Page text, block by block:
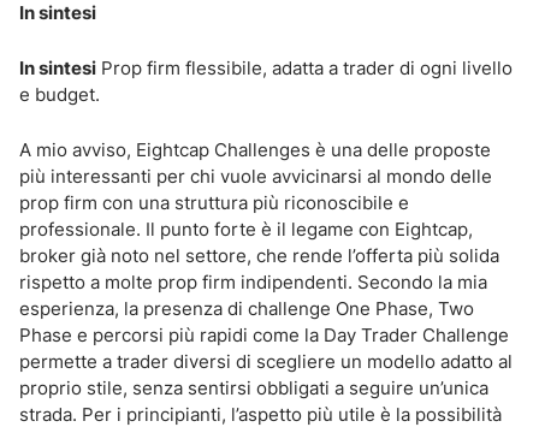
In sintesi
In sintesi Prop firm flessibile, adatta a trader di ogni livello
e budget.
A mio avviso, Eightcap Challenges è una delle proposte
più interessanti per chi vuole avvicinarsi al mondo delle
prop firm con una struttura più riconoscibile e
professionale. Il punto forte è il legame con Eightcap,
broker già noto nel settore, che rende l’offerta più solida
rispetto a molte prop firm indipendenti. Secondo la mia
esperienza, la presenza di challenge One Phase, Two
Phase e percorsi più rapidi come la Day Trader Challenge
permette a trader diversi di scegliere un modello adatto al
proprio stile, senza sentirsi obbligati a seguire un’unica
strada. Per i principianti, l’aspetto più utile è la possibilità